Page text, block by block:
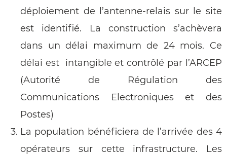
déploiement de l’antenne-relais sur le site
est identifié. La construction s’achèvera
dans un délai maximum de 24 mois. Ce
délai est intangible et contrôlé par l’ARCEP
(Autorité de Régulation des
Communications Electroniques et des
Postes)
La population bénéficiera de l’arrivée des 4
opérateurs sur cette infrastructure. Les